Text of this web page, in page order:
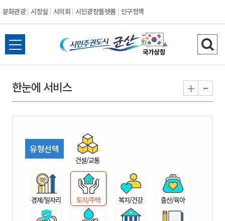
문화관광 시장실 시의회 시민광장플랫폼 인구정책
시
민
권
시
산
전
체
뉴
열
검
색
기
한눈에 서비스 + -
유형선택
건설/교통
경제/일자리 토지/주택 복지/건강 출산/육아